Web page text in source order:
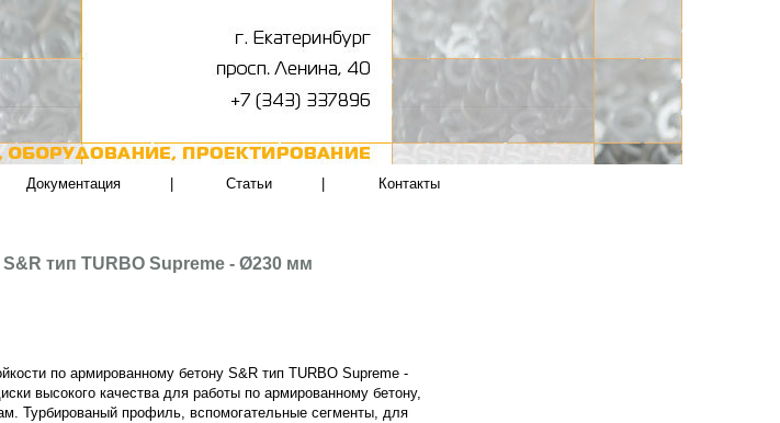
Документация Статьи Контакты
тип TURBO Supreme - Ø230 мм
по армированному бетону S&R тип TURBO Supreme -
высокого качества для работы по армированному бетону,
Турбированый профиль, вспомогательные сегменты, для